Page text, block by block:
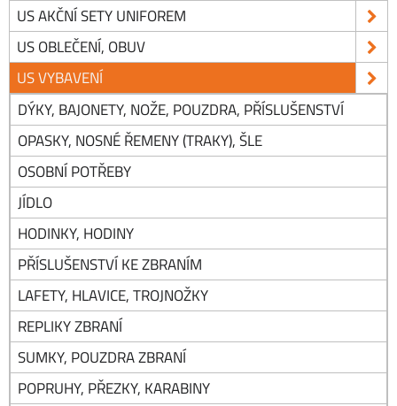
US AKČNÍ SETY UNIFOREM
US OBLEČENÍ, OBUV
US VYBAVENÍ
DÝKY, BAJONETY, NOŽE, POUZDRA, PŘÍSLUŠENSTVÍ
OPASKY, NOSNÉ ŘEMENY (TRAKY), ŠLE
OSOBNÍ POTŘEBY
JÍDLO
HODINKY, HODINY
PŘÍSLUŠENSTVÍ KE ZBRANÍM
LAFETY, HLAVICE, TROJNOŽKY
REPLIKY ZBRANÍ
SUMKY, POUZDRA ZBRANÍ
POPRUHY, PŘEZKY, KARABINY